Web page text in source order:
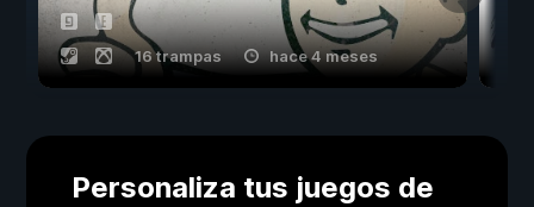
16 trampas hace 4 meses
Personaliza tus juegos de